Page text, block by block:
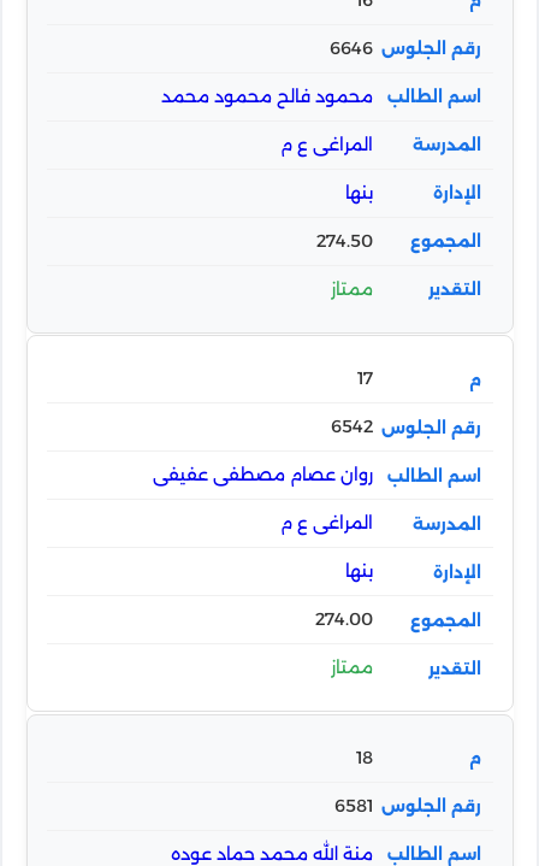
6646
محمود فالح محمود محمد
المراغى ع م
بنها
274.50
ممتاز
17
6542
روان عصام مصطفى عفيفى
المراغى ع م
بنها
274.00
ممتاز
18
6581
منة الله محمد حماد عوده